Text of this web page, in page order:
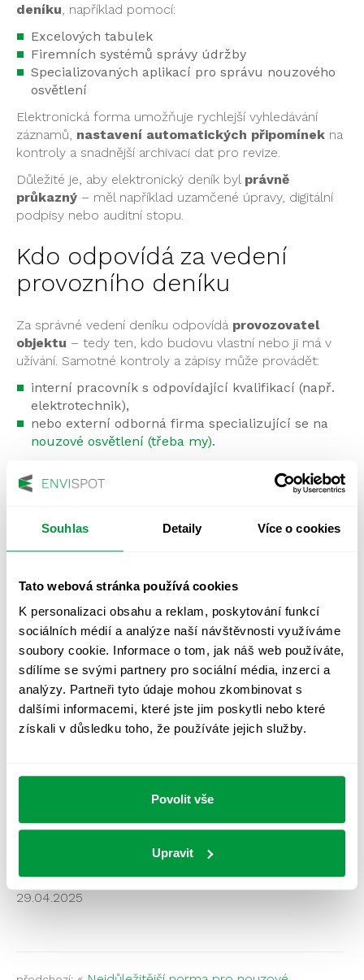
Souhlas Detaily Více o cookies
Tato webová stránka používá cookies
K personalizaci obsahu a reklam, poskytování funkcí
sociálních médií a analýze naší návštěvnosti využíváme
soubory cookie. Informace o tom, jak náš web používáte,
sdílíme se svými partnery pro sociální média, inzerci a
analýzy. Partneři tyto údaje mohou zkombinovat s
dalšími informacemi, které jste jim poskytli nebo které
získali v důsledku toho, že používáte jejich služby.
Povolit vše
Upravit
deníku, například pomocí:
Excelových tabulek
Firemních systémů správy údržby
Specializovaných aplikací pro správu nouzového
osvětlení
Elektronická forma umožňuje rychlejší vyhledávání
záznamů, nastavení automatických připomínek na
kontroly a snadnější archivaci dat pro revize.
Důležité je, aby elektronický deník byl právně
průkazný – měl například uzamčené úpravy, digitální
podpisy nebo auditní stopu.
Kdo odpovídá za vedení
provozního deníku
Za správné vedení deníku odpovídá provozovatel
objektu – tedy ten, kdo budovu vlastní nebo ji má v
užívání. Samotné kontroly a zápisy může provádět:
interní pracovník s odpovídající kvalifikací (např.
elektrotechnik),
nebo externí odborná firma specializující se na
nouzové osvětlení (třeba my).
aby nedocházelo k opomenutí kontrol a zápisů.
Není to jen další dokument
je důležitým dokumentem probezpečný provoz
budovy. Pomáhá chránit životy, zdraví i odpovědnost
provozovatele. Ať už se rozhodnete pro papírovou
knihu nebo chytré elektronické řešení, nejdůležitější je
pravidelnost, úplnost a pečlivost .
Chcete mít jistotu, že je váš systém nouzového
osvětlení správně navržen, zkontrolován a provozní
deník v pořádku?
KONTROLA NOUZOVÉHO OSVĚTLENÍ
PROFESIONÁLNĚ
29.04.2025